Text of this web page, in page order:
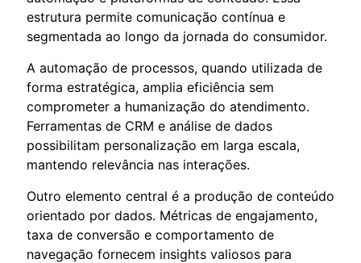
estrutura permite comunicação contínua e
segmentada ao longo da jornada do consumidor.
A automação de processos, quando utilizada de
forma estratégica, amplia eficiência sem
comprometer a humanização do atendimento.
Ferramentas de CRM e análise de dados
possibilitam personalização em larga escala,
mantendo relevância nas interações.
Outro elemento central é a produção de conteúdo
orientado por dados. Métricas de engajamento,
taxa de conversão e comportamento de
navegação fornecem insights valiosos para